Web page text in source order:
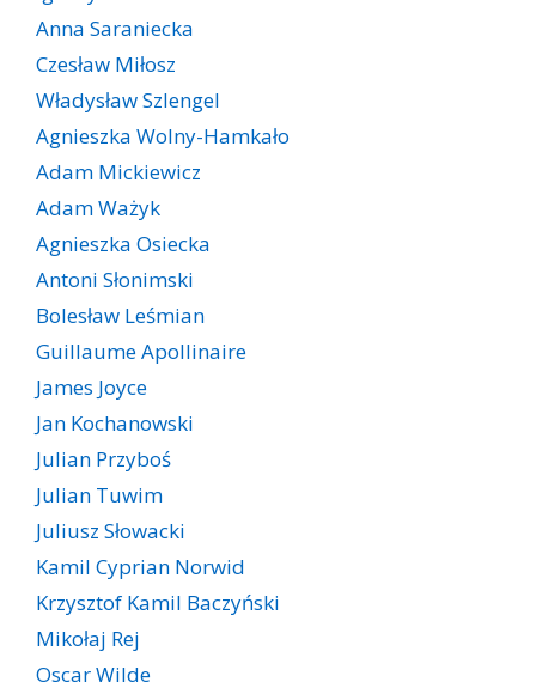
Anna Saraniecka
Czesław Miłosz
Władysław Szlengel
Agnieszka Wolny-Hamkało
Adam Mickiewicz
Adam Ważyk
Agnieszka Osiecka
Antoni Słonimski
Bolesław Leśmian
Guillaume Apollinaire
James Joyce
Jan Kochanowski
Julian Przyboś
Julian Tuwim
Juliusz Słowacki
Kamil Cyprian Norwid
Krzysztof Kamil Baczyński
Mikołaj Rej
Oscar Wilde